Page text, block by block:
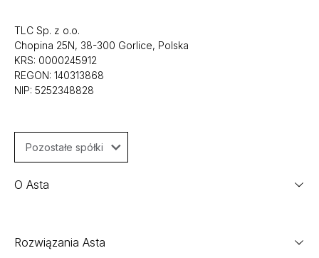
TLC Sp. z o.o.
Chopina 25N, 38-300 Gorlice, Polska
KRS: 0000245912
REGON: 140313868
NIP: 5252348828
Pozostałe spółki
O Asta
Rozwiązania Asta